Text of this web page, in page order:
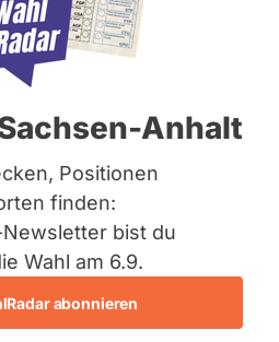
Anhalt
Positionen
finden:
bist du
Wahl am 6.9.
abonnieren
Arends
für: SPD
- Emden / Norden